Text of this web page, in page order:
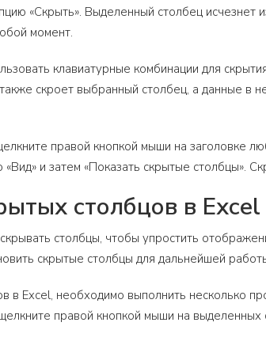
«Скрыть». Выделенный столбец исчезнет
момент.
клавиатурные комбинации для
скроет выбранный столбец, а данные в
правой кнопкой мыши на заголовке
и затем «Показать скрытые столбцы».
столбцов в Excel
столбцы, чтобы упростить
скрытые столбцы для дальнейшей
в Excel, необходимо выполнить несколько
правой кнопкой мыши на выделенных